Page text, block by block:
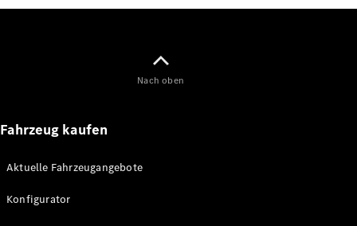
Nach oben
Fahrzeug kaufen
Aktuelle Fahrzeugangebote
Konfigurator